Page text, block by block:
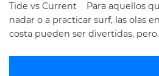
Tide vs Current Para aquellos
nadar o a practicar surf, las olas
costa pueden ser divertidas,